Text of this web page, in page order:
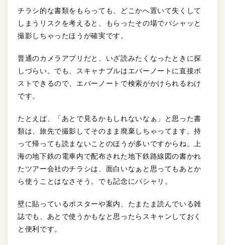
チラシ的な書類をもらっても、どこかへ置いて失くして
しまうリスクを考えると、もらったその場でパシャッと
撮影しちゃったほうが確実です。
普通のカメラアプリだと、いざ読みたくなったときに探
しづらい。でも、スキャナブルはエバーノートに直接ポ
ストできるので、エバーノートで検索がかけられるわけ
です。
たとえば、「あとで見るかもしれないなぁ」と思った書
類は、旅先で撮影してそのまま廃棄しちゃってます。持
って帰っても読まないことのほうが多いですからね。上
海の地下鉄の電車内で配布された地下鉄路線図の書かれ
たツアー会社のチラシは、面白いなぁと思ってもあとか
ら使うことはなさそう。でも記念にパシャリ。
壁に貼っているポスターや案内、たまたま読んでいる雑
誌でも、あとで使うかもなと思ったらスキャンしておく
と便利です。